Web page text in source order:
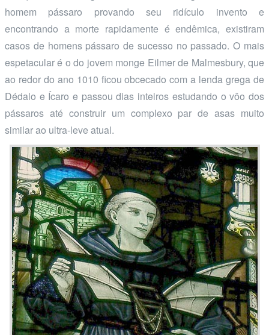
homem pássaro provando seu ridículo invento e
encontrando a morte rapidamente é endêmica, existiram
casos de homens pássaro de sucesso no passado. O mais
espetacular é o do jovem monge Eilmer de Malmesbury, que
ao redor do ano 1010 ficou obcecado com a lenda grega de
Dédalo e Ícaro e passou dias inteiros estudando o vôo dos
pássaros até construir um complexo par de asas muito
similar ao ultra-leve atual.